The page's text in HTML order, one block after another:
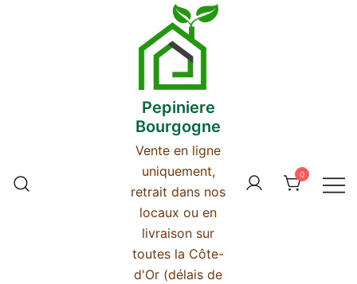
Pepiniere
Bourgogne
Vente en ligne
uniquement,
retrait dans nos
locaux ou en
livraison sur
toutes la Côte-
d'Or (délais de
0